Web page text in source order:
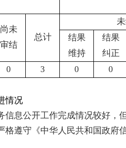
尚未
审结
总计
结果
维持
结果
纠正
0 3 0 0
情况
信息公开工作完成情况较好，
格遵守《中华人民共和国政府